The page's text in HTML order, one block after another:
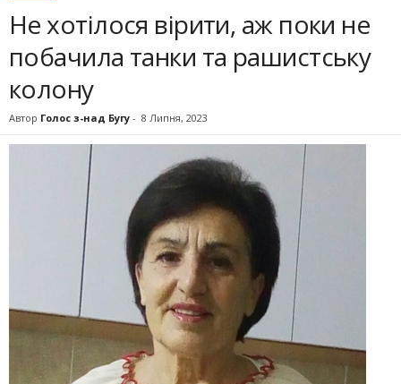
Не хотілося вірити, аж поки не
побачила танки та рашистську
колону
Автор Голос з-над Бугу - 8 Липня, 2023